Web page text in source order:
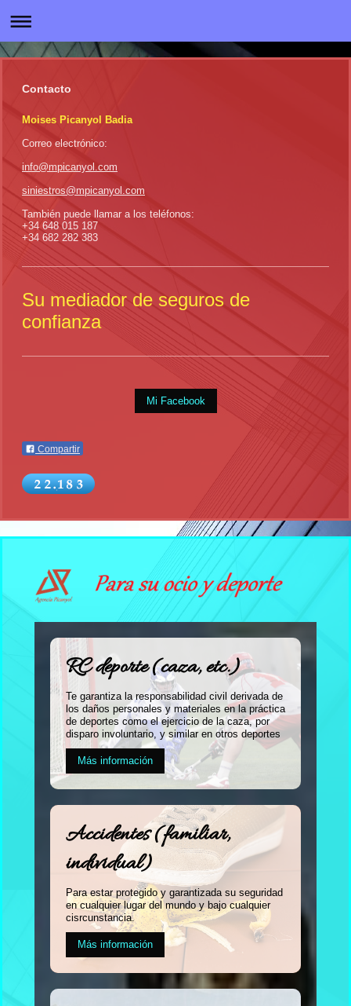
Contacto
Moises Picanyol Badia
Correo electrónico:
info@mpicanyol.com
siniestros@mpicanyol.com
También puede llamar a los teléfonos:
+34 648 015 187
+34 682 282 383
Su mediador de seguros de
confianza
Mi Facebook
Compartir
RC deporte (caza, etc.)
Te garantiza la responsabilidad civil derivada de
los daños personales y materiales en la práctica
de deportes como el ejercicio de la caza, por
disparo involuntario, y similar en otros deportes
Más información
Accidentes (familiar,
individual)
Para estar protegido y garantizada su seguridad
en cualquier lugar del mundo y bajo cualquier
cisrcunstancia.
Más información